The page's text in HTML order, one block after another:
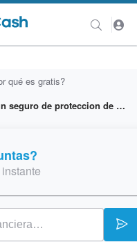
qué es gratis?
puede el banco obligarme a un seguro de proteccion de pagos teniendo la incapacidad total permanente?